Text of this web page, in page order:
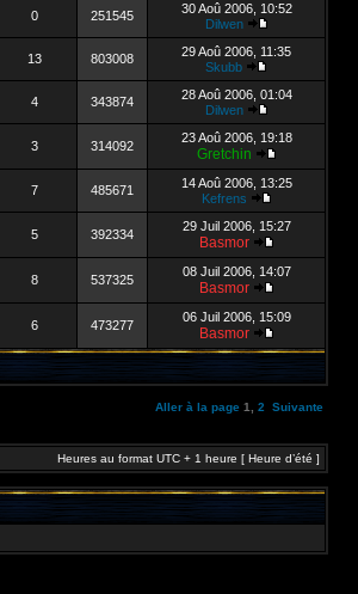
0 251545
30 Aoû 2006, 10:52
Dilwen
13 803008
29 Aoû 2006, 11:35
Skubb
4 343874
28 Aoû 2006, 01:04
Dilwen
3 314092
23 Aoû 2006, 19:18
Gretchin
7 485671
14 Aoû 2006, 13:25
Kefrens
5 392334
29 Juil 2006, 15:27
Basmor
8 537325
08 Juil 2006, 14:07
Basmor
6 473277
06 Juil 2006, 15:09
Basmor
Aller à la page 1 2 Suivante
Heures au format UTC + 1 heure [ Heure d’été ]